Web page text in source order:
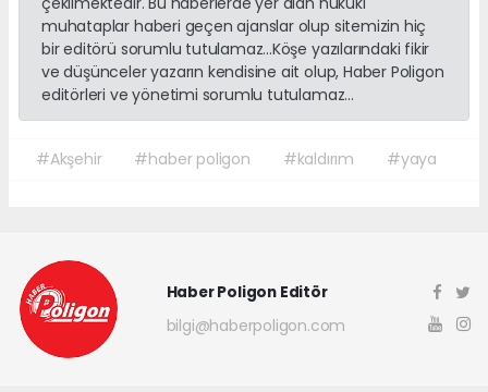
muhataplar haberi geçen ajanslar olup sitemizin hiç
bir editörü sorumlu tutulamaz...Köşe yazılarındaki fikir
ve düşünceler yazarın kendisine ait olup, Haber Poligon
editörleri ve yönetimi sorumlu tutulamaz...
#Akşehir #haber poligon #kaldırım #yaya
Haber Poligon Editör
bilgi@haberpoligon.com